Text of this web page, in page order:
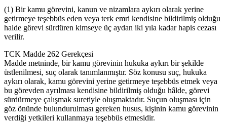
(1) Bir kamu görevini, kanun ve nizamlara aykırı olarak yerine
getirmeye teşebbüs eden veya terk emri kendisine bildirilmiş olduğu
halde görevi sürdüren kimseye üç aydan iki yıla kadar hapis cezası
verilir.
TCK Madde 262 Gerekçesi
Madde metninde, bir kamu görevinin hukuka aykırı bir şekilde
üstlenilmesi, suç olarak tanımlanmıştır. Söz konusu suç, hukuka
aykırı olarak, kamu görevini yerine getirmeye teşebbüs etmek veya
bu görevden ayrılması kendisine bildirilmiş olduğu hâlde, görevi
sürdürmeye çalışmak suretiyle oluşmaktadır. Suçun oluşması için
göz önünde bulundurulması gereken husus, kişinin kamu görevinin
verdiği yetkileri kullanmaya teşebbüs etmesidir.